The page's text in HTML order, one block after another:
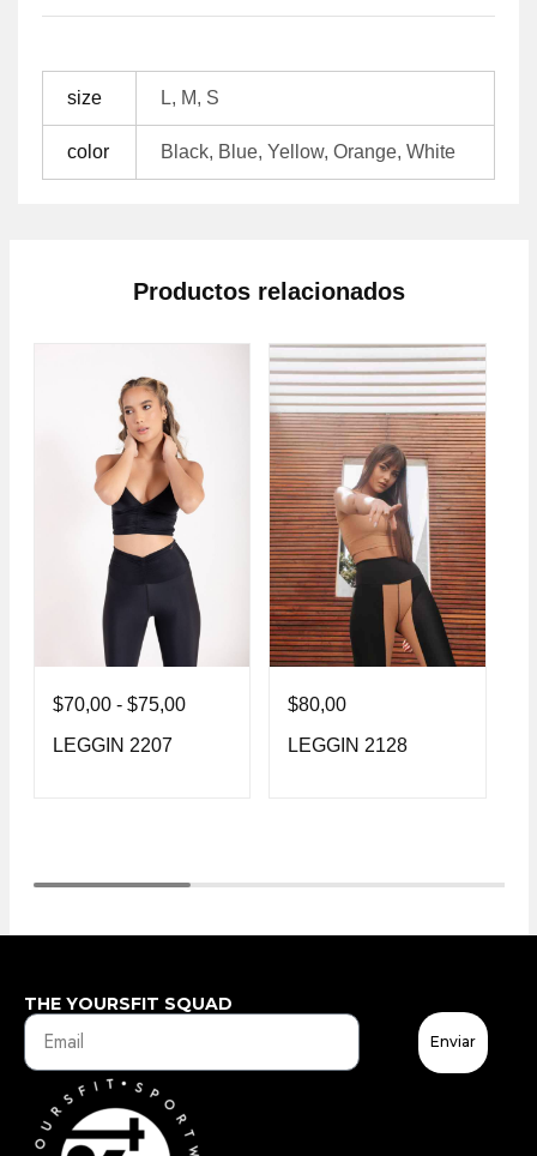
size L, M, S
color Black, Blue, Yellow, Orange, White
Productos relacionados
$70,00 - $75,00
LEGGIN 2207
$80,00
LEGGIN 2128
THE YOURSFIT SQUAD
Enviar